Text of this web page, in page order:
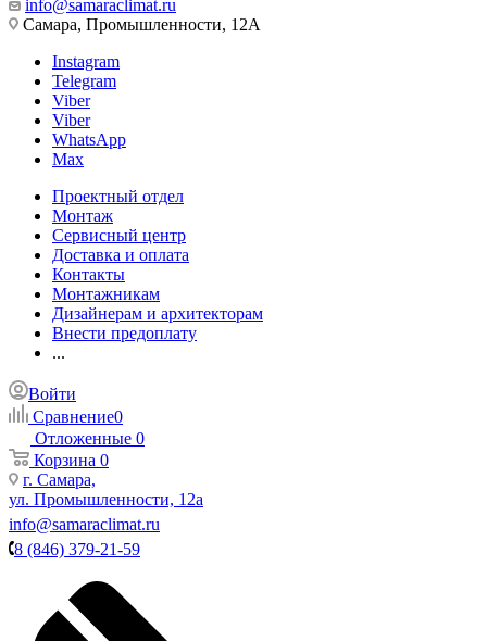
info@samaraclimat.ru
Самара, Промышленности, 12А
Instagram
Telegram
Viber
Viber
WhatsApp
Max
Проектный отдел
Монтаж
Сервисный центр
Доставка и оплата
Контакты
Монтажникам
Дизайнерам и архитекторам
Внести предоплату
...
Войти
Сравнение0
Отложенные 0
Корзина 0
г. Самара,
ул. Промышленности, 12а
info@samaraclimat.ru
8 (846) 379-21-59